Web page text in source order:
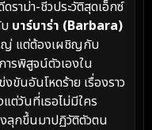
ราม่า-ชีวประวัติสุดเอ็กซ์
บาร์บาร่า (Barbara)
ญ่ แต่ต้องเผชิญกับ
รพิสูจน์ตัวเองใน
ขันอันโหดร้าย เรื่องราว
ต่วันที่เธอไม่มีใคร
ลุกขึ้นมาปฏิวัติตัวตน